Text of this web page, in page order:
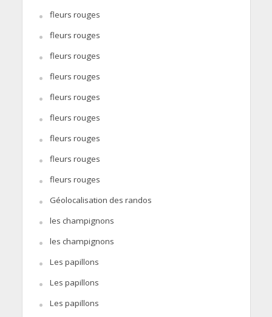
fleurs rouges
fleurs rouges
fleurs rouges
fleurs rouges
fleurs rouges
fleurs rouges
fleurs rouges
fleurs rouges
fleurs rouges
Géolocalisation des randos
les champignons
les champignons
Les papillons
Les papillons
Les papillons